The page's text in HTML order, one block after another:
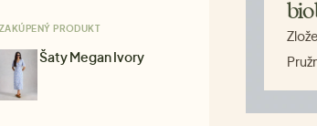
ZAKÚPENÝ PRODUKT
Šaty Megan Ivory